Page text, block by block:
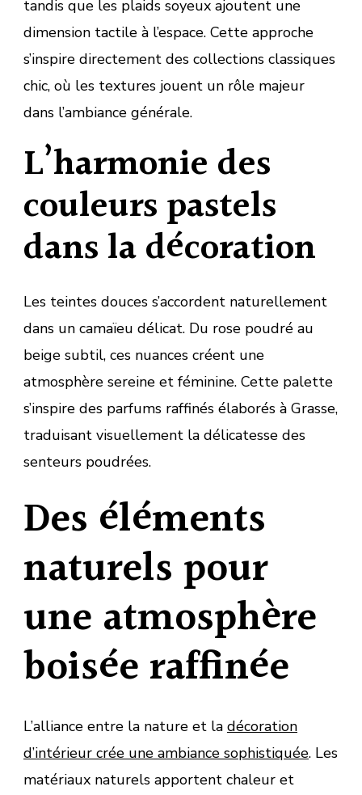
tandis que les plaids soyeux ajoutent une
dimension tactile à l’espace. Cette approche
s’inspire directement des collections classiques
chic, où les textures jouent un rôle majeur
dans l’ambiance générale.
L’harmonie des
couleurs pastels
dans la décoration
Les teintes douces s’accordent naturellement
dans un camaïeu délicat. Du rose poudré au
beige subtil, ces nuances créent une
atmosphère sereine et féminine. Cette palette
s’inspire des parfums raffinés élaborés à Grasse,
traduisant visuellement la délicatesse des
senteurs poudrées.
Des éléments
naturels pour
une atmosphère
boisée raffinée
L’alliance entre la nature et la décoration
d’intérieur crée une ambiance sophistiquée. Les
matériaux naturels apportent chaleur et